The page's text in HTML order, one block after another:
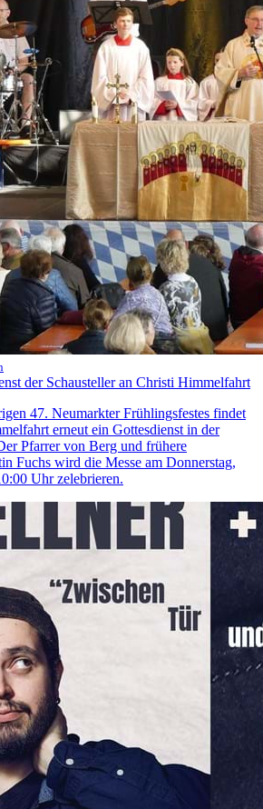
der Schausteller an Christi Himmelfahrt
47. Neumarkter Frühlingsfestes findet
erneut ein Gottesdienst in der
Pfarrer von Berg und frühere
Fuchs wird die Messe am Donnerstag,
Uhr zelebrieren.